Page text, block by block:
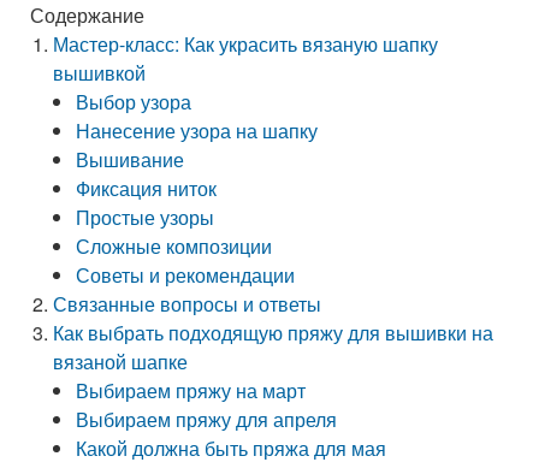
Содержание
Мастер-класс: Как украсить вязаную шапку
вышивкой
Выбор узора
Нанесение узора на шапку
Вышивание
Фиксация ниток
Простые узоры
Сложные композиции
Советы и рекомендации
Связанные вопросы и ответы
Как выбрать подходящую пряжу для вышивки на
вязаной шапке
Выбираем пряжу на март
Выбираем пряжу для апреля
Какой должна быть пряжа для мая